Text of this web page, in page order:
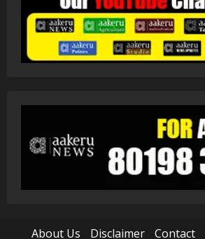
About Us Disclaimer Contact